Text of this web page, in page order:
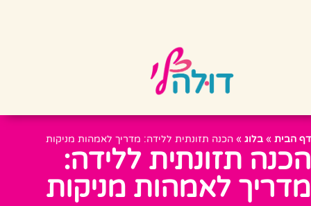
דף הבית » בלוג » הכנה תזונתית ללידה: מדריך לאמהות מניקות
הכנה תזונתית ללידה:
מדריך לאמהות מניקות